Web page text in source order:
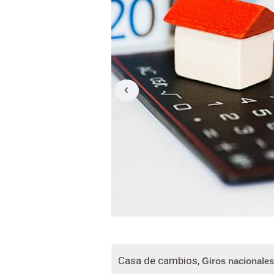
Casa de cambios, Giros nacionales